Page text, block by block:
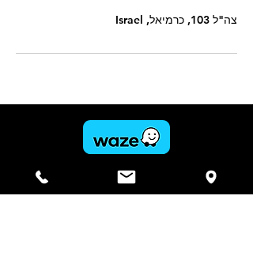
צה"ל 103, כרמיאל, Israel
להגעה בוויז לחצו כאן